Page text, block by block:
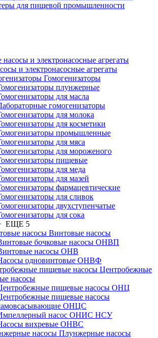
для пищевой промышленности
и электронасосные агрегаты
Гомогенизаторы
плунжерные
для масла
гомогенизаторы
для молока
для косметики
промышленные
для мяса
для мороженого
пищевые
для меда
для мазей
фармацевтические
для сливок
двухступенчатые
для сока
ЕЩЕ 5
Винтовые насосы
бочковые насосы ОНВП
насосы ОНВ
одновинтовые ОНВФ
Центробежные
насосы
пищевые насосы ОНЦ
пищевые насосы
ОНЦС
насос ОНИС НСУ
вихревые ОНВС
Плунжерные насосы